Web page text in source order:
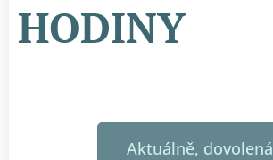
HODINY
Aktuálně, dovolená